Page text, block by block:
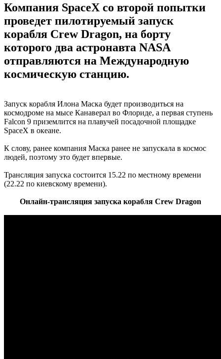
Компания SpaceX со второй попытки
проведет пилотируемый запуск
корабля Crew Dragon, на борту
которого два астронавта NASA
отправляются на Международную
космическую станцию.
Запуск корабля Илона Маска будет производиться на
космодроме на мысе Канаверал во Флориде, а первая ступень
Falcon 9 приземлится на плавучей посадочной площадке
SpaceX в океане.
К слову, ранее компания Маска ранее не запускала в космос
людей, поэтому это будет впервые.
Трансляция запуска состоится 15.22 по местному времени
(22.22 по киевскому времени).
Онлайн-трансляция запуска корабля Crew Dragon